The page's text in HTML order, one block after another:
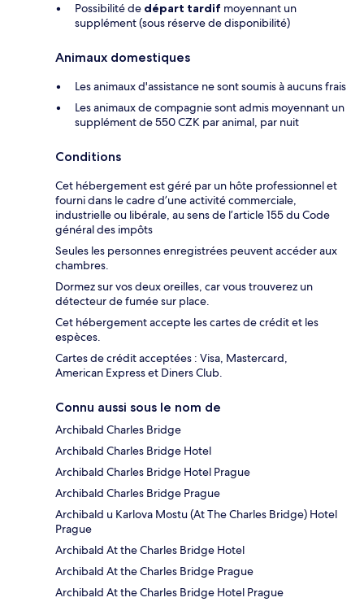
Possibilité de départ tardif moyennant un
supplément (sous réserve de disponibilité)
Animaux domestiques
Les animaux d'assistance ne sont soumis à aucuns frais
Les animaux de compagnie sont admis moyennant un
supplément de 550 CZK par animal, par nuit
Conditions
Cet hébergement est géré par un hôte professionnel et
fourni dans le cadre d’une activité commerciale,
industrielle ou libérale, au sens de l’article 155 du Code
général des impôts
Seules les personnes enregistrées peuvent accéder aux
chambres.
Dormez sur vos deux oreilles, car vous trouverez un
détecteur de fumée sur place.
Cet hébergement accepte les cartes de crédit et les
espèces.
Cartes de crédit acceptées : Visa, Mastercard,
American Express et Diners Club.
Connu aussi sous le nom de
Archibald Charles Bridge
Archibald Charles Bridge Hotel
Archibald Charles Bridge Hotel Prague
Archibald Charles Bridge Prague
Archibald u Karlova Mostu (At The Charles Bridge) Hotel
Prague
Archibald At the Charles Bridge Hotel
Archibald At the Charles Bridge Prague
Archibald At the Charles Bridge Hotel Prague